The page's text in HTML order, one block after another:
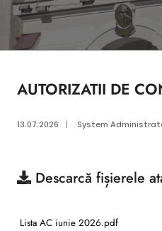
AUTORIZATII DE
13.07.2026 | System
Descarcă fișierele
Lista AC iunie 2026.pdf